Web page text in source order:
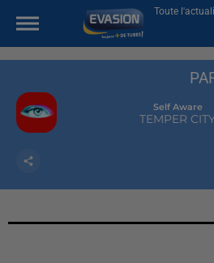
Toute
Self Aware
TEMPER